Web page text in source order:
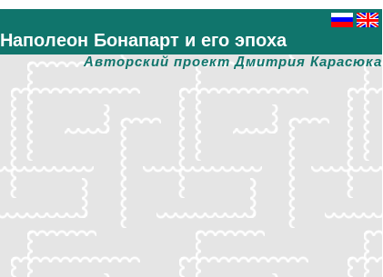
Наполеон Бонапарт и его эпоха
Авторский проект Дмитрия Карасюка